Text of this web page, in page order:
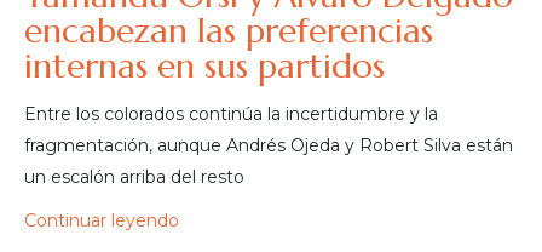
encabezan las preferencias
internas en sus partidos
Entre los colorados continúa la incertidumbre y la
fragmentación, aunque Andrés Ojeda y Robert Silva están
un escalón arriba del resto
Continuar leyendo